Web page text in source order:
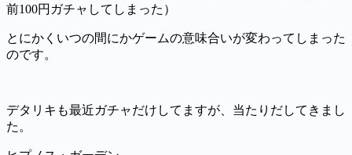
前100円ガチャしてしまった）
とにかくいつの間にかゲームの意味合いが変わってしまった
のです。
デタリキも最近ガチャだけしてますが、当たりだしてきまし
た。